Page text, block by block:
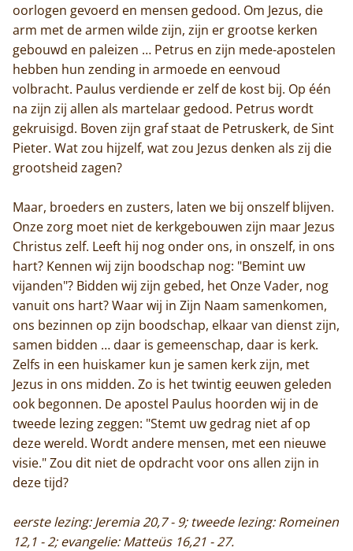
Home
Trappisten
De abdij
Actueel
Monnik worden
Contact
oorlogen gevoerd en mensen gedood. Om Jezus, die
arm met de armen wilde zijn, zijn er grootse kerken
gebouwd en paleizen … Petrus en zijn mede-apostelen
hebben hun zending in armoede en eenvoud
volbracht. Paulus verdiende er zelf de kost bij. Op één
na zijn zij allen als martelaar gedood. Petrus wordt
gekruisigd. Boven zijn graf staat de Petruskerk, de Sint
Pieter. Wat zou hijzelf, wat zou Jezus denken als zij die
grootsheid zagen?
Maar, broeders en zusters, laten we bij onszelf blijven.
Onze zorg moet niet de kerkgebouwen zijn maar Jezus
Christus zelf. Leeft hij nog onder ons, in onszelf, in ons
hart? Kennen wij zijn boodschap nog: "Bemint uw
vijanden"? Bidden wij zijn gebed, het Onze Vader, nog
vanuit ons hart? Waar wij in Zijn Naam samenkomen,
ons bezinnen op zijn boodschap, elkaar van dienst zijn,
samen bidden … daar is gemeenschap, daar is kerk.
Zelfs in een huiskamer kun je samen kerk zijn, met
Jezus in ons midden. Zo is het twintig eeuwen geleden
ook begonnen. De apostel Paulus hoorden wij in de
tweede lezing zeggen: "Stemt uw gedrag niet af op
deze wereld. Wordt andere mensen, met een nieuwe
visie." Zou dit niet de opdracht voor ons allen zijn in
deze tijd?
eerste lezing: Jeremia 20,7 - 9; tweede lezing: Romeinen
12,1 - 2; evangelie: Matteüs 16,21 - 27.